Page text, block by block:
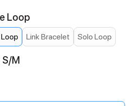
Loop
Link Bracelet Solo Loop
M